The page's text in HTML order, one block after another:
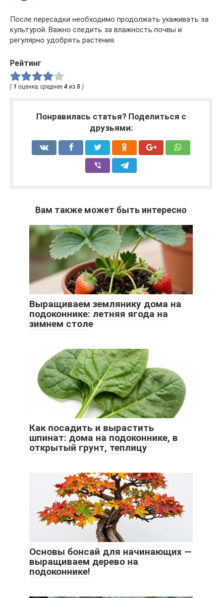
После пересадки необходимо продолжать ухаживать за
культурой. Важно следить за влажность почвы и
регулярно удобрять растения.
Рейтинг
( 1 оценка, среднее 4 из 5 )
Понравилась статья? Поделиться с
друзьями:
Вам также может быть интересно
Выращиваем землянику дома на
подоконнике: летняя ягода на
зимнем столе
Как посадить и вырастить
шпинат: дома на подоконнике, в
открытый грунт, теплицу
Основы бонсай для начинающих —
выращиваем дерево на
подоконнике!